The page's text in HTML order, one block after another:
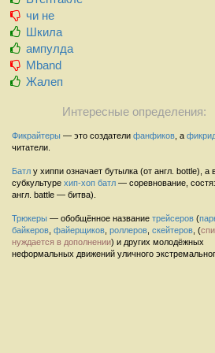
чи не
Шкила
ампулда
Mband
Жалеп
Интересные определения:
Фикрайтеры — это создатели фанфиков , а
читатели.
Батл у хиппи означает бутылка (от англ. bottle), а
субкультуре хип-хоп батл — соревнование,
англ. battle — битва).
Трюкеры — обобщённое название трейсеров (
байкеров файерщиков роллеров скейтеров , (
нуждается в дополнении) и других молодёжных
неформальных движений уличного